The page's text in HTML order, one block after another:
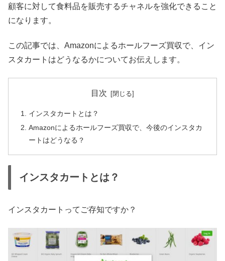
顧客に対して食料品を販売するチャネルを強化できること
になります。
この記事では、Amazonによるホールフーズ買収で、イン
スタカートはどうなるかについてお伝えします。
目次
インスタカートとは？
Amazonによるホールフーズ買収で、今後のインスタカ
ートはどうなる？
インスタカートとは？
インスタカートってご存知ですか？